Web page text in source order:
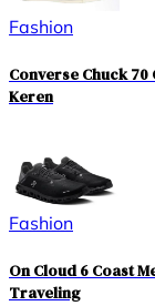
Fashion
Converse Chuck
Keren
Fashion
On Cloud 6 Coast
Traveling